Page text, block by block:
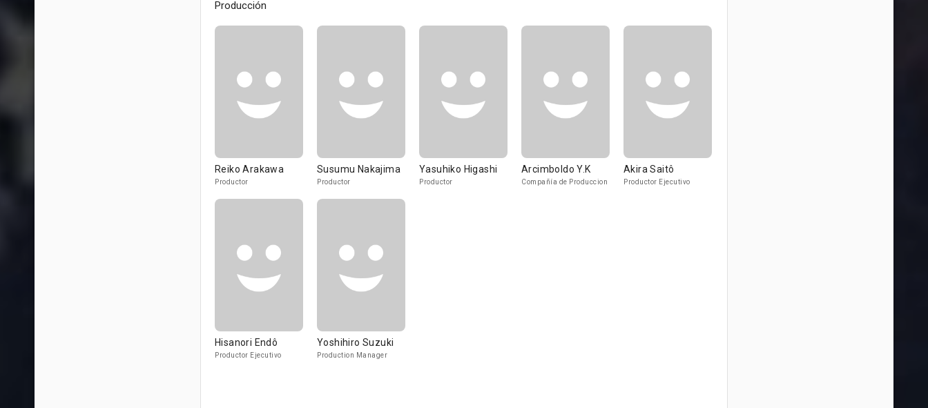
Producción
Reiko Arakawa
Productor
Susumu Nakajima
Productor
Yasuhiko Higashi
Productor
Arcimboldo Y.K
Compañía de Produccion
Akira Saitô
Productor Ejecutivo
Hisanori Endô
Productor Ejecutivo
Yoshihiro Suzuki
Production Manager